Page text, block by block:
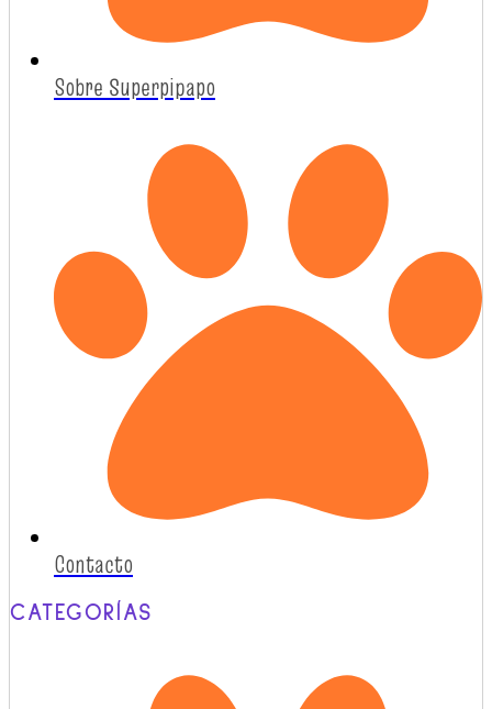
Sobre Superpipapo
Contacto
CATEGORÍAS